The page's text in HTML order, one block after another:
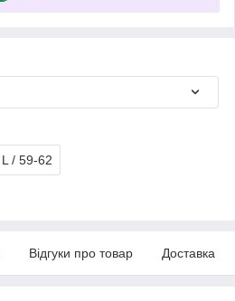
L / 59-62
Відгуки про товар Доставка